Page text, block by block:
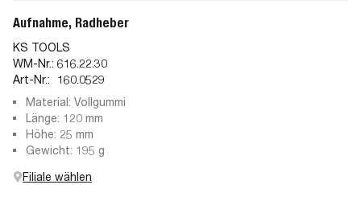
Aufnahme, Radheber
KS TOOLS
WM-Nr.: 616.22.30
Art-Nr.:
160.0529
Material: Vollgummi
Länge: 120 mm
Höhe: 25 mm
Gewicht: 195 g
Filiale wählen